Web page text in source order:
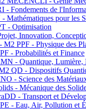
- Fondements de
pour les
- Optimisation
Innovation,
PPF - Physique des
- Probabilités et Finance
- Quantique, Lumière,
QD - Dispositifs
- Science des
- Mécanique des
- Transport et
- Eau, Air, Pollution et